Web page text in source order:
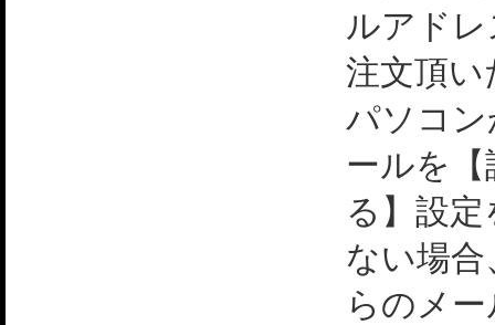
ルアド
注文頂い
パソコ
ールを【
る】設
ない場
らのメ